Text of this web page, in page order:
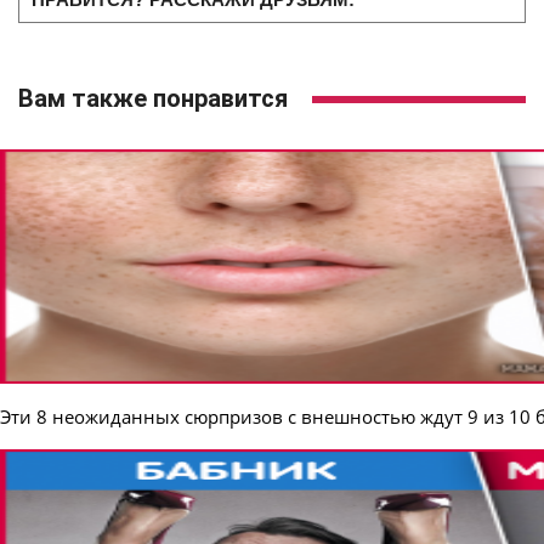
Вам также понравится
Эти 8 неожиданных сюрпризов с внешностью ждут 9 из 10